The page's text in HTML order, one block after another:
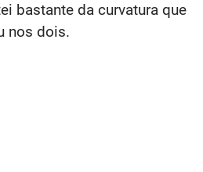
bastante da curvatura que
nos dois.